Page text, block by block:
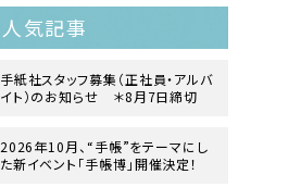
人気記事
手紙社スタッフ募集（正社員・アルバ
イト）のお知らせ ＊8月7日締切
2026年10月、“手帳”をテーマにし
た新イベント「手帳博」開催決定！